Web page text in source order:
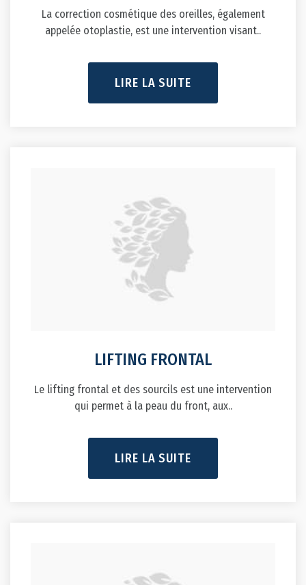
La correction cosmétique des oreilles, également
appelée otoplastie, est une intervention visant..
LIRE LA SUITE
LIFTING FRONTAL
Le lifting frontal et des sourcils est une intervention
qui permet à la peau du front, aux..
LIRE LA SUITE